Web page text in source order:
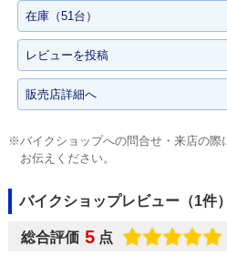
在庫（51台）
レビューを投稿
販売店詳細へ
※バイクショップへの問合せ・来店の際
お伝えください。
バイクショップレビュー（1件）
総合評価 5 点